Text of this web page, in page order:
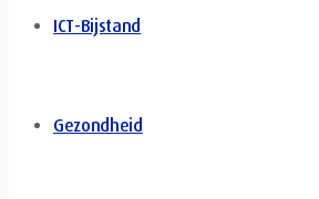
ICT-Bijstand
Gezondheid